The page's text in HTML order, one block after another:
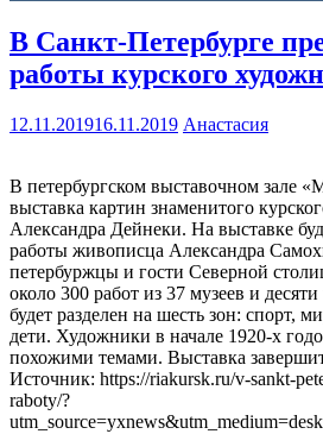
В Санкт-Петербурге
работы курского
12.11.201916.11.2019 Анастасия
В петербургском выставочном зале
выставка картин знаменитого
Александра Дейнеки. На выставке
работы живописца Александра
петербуржцы и гости Северной
около 300 работ из 37 музеев и
будет разделен на шесть зон: спорт,
дети. Художники в начале 1920-х
похожими темами. Выставка
Источник: https://riakursk.ru/v-sankt-
raboty/?